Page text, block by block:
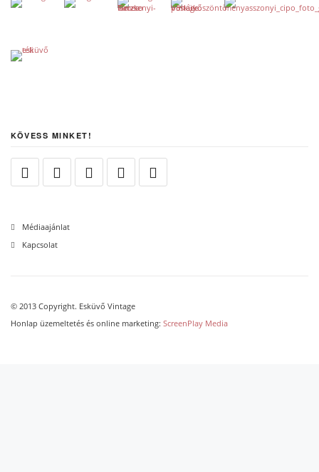
KÖVESS MINKET!
Médiaajánlat
Kapcsolat
© 2013 Copyright. Esküvő Vintage
Honlap üzemeltetés és online marketing: ScreenPlay Media